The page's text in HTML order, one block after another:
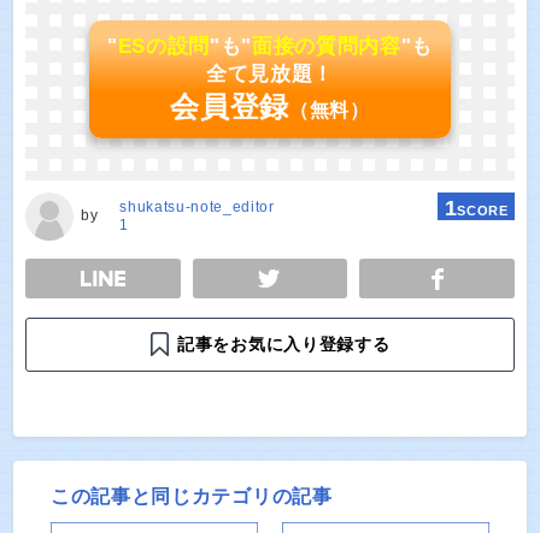
"ESの設問"も"面接の質問内容"も
全て見放題！
会員登録 （無料）
by
shukatsu-note_editor
1
1SCORE
TWEET
記事をお気に入り登録する
この記事と同じカテゴリの記事